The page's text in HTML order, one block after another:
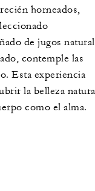
horneados,
de jugos
contemple las
Esta experiencia
la belleza
como el alma.